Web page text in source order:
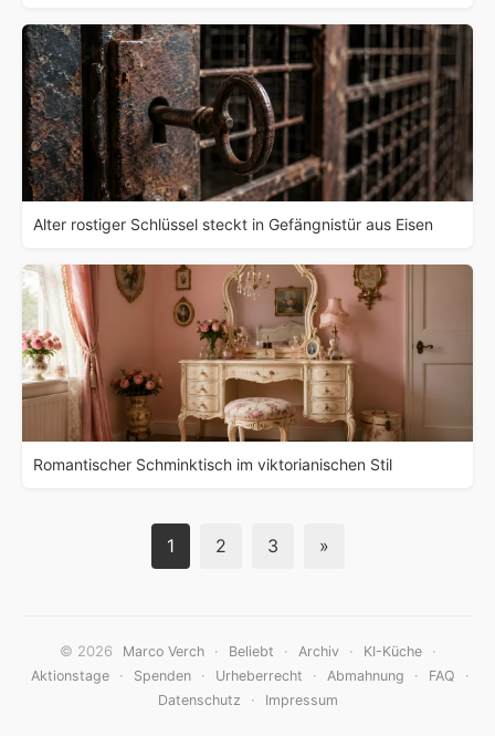
Alter rostiger Schlüssel steckt in Gefängnistür aus Eisen
Romantischer Schminktisch im viktorianischen Stil
1 2 3 »
© 2026 Marco Verch · Beliebt · Archiv · KI-Küche ·
Aktionstage · Spenden · Urheberrecht · Abmahnung · FAQ ·
Datenschutz · Impressum